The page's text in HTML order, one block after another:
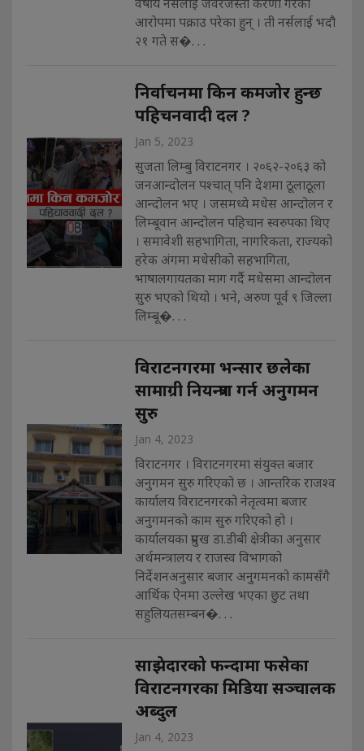
आरोपमा पक्राउ परेका हुन् । ती नर्सलाई भदौ
२१ गते स�. . .
निर्वाचनमा किन कमजोर हुन्छ
पहिचनवादी दल ?
Jan 5, 2023
सुजता लिम्बु विराटनगर । २०६२-२०६३ को
जनआन्दोलन पश्चात् पनि देशमा ठूलाठूला
आन्दोलन भए । जसमध्ये मधेस आन्दोलन र
लिम्बूवान आन्दोलन पहिचान स्वरुपका थिए
। समावेशी सहभागिता, नागरिकता, राज्यको
हरेक अंगमा मधेसीको सहभागिता,
भाषालगायतका माग गर्दै मधेसमा आन्दोलन
सुरु भएको थियो । भने, अरुण पूर्व ९ जिल्ला
लिम्बू�. . .
विराटनगरमा भन्सार छलेका
सामाग्री नियन्त्रण गर्न अनुगमन
सुरु
Jan 4, 2023
विराटनगर । विराटनगरमा संयुक्त बजार
अनुगमन सुरु गरिएको छ । आन्तरिक राजश्व
कार्यालय विराटनगरको नेतृत्वमा बजार
अनुगमनको काम सुरु गरिएको हो ।
कार्यालयका प्रमुख डा.डीबी क्षेत्रीका अनुसार
अर्थमन्त्रालय र राजस्व विभागको
निर्देशनअनुसार बजार अनुगमनको कामसँगै
आर्थिक ऐनमा उल्लेख भएका छुट तथा
सहुलियतसम्बन�. . .
साझेदारको फन्दामा फसेका
विराटनगरका मिडिया सञ्चालक
अब्दुल
Jan 4, 2023